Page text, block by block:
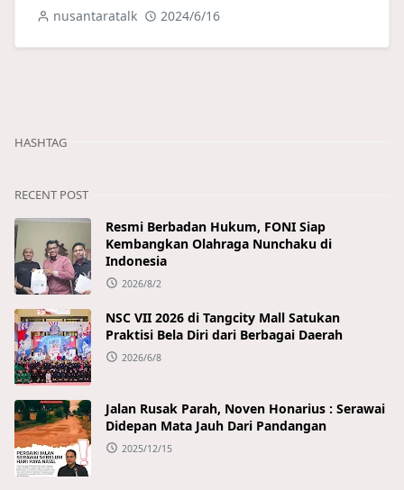
nusantaratalk 2024/6/16
HASHTAG
RECENT POST
Resmi Berbadan Hukum, FONI Siap
Kembangkan Olahraga Nunchaku di
Indonesia
2026/8/2
NSC VII 2026 di Tangcity Mall Satukan
Praktisi Bela Diri dari Berbagai Daerah
2026/6/8
Jalan Rusak Parah, Noven Honarius : Serawai
Didepan Mata Jauh Dari Pandangan
2025/12/15